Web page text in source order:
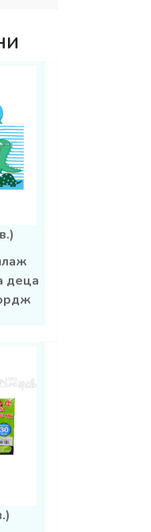
деца